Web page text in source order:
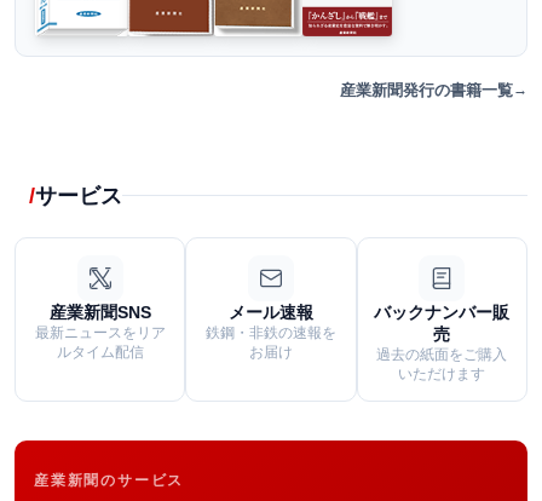
産業新聞発行の書籍一覧
サービス
産業新聞SNS
最新ニュースをリア
ルタイム配信
メール速報
鉄鋼・非鉄の速報を
お届け
バックナンバー販
売
過去の紙面をご購入
いただけます
産業新聞のサービス